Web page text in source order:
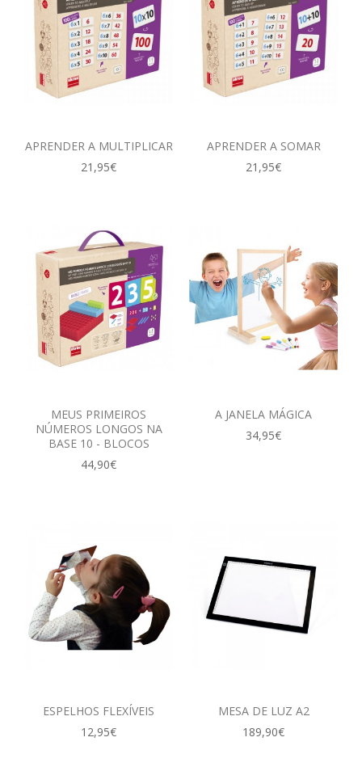
APRENDER A MULTIPLICAR
21,95€
APRENDER A SOMAR
21,95€
MEUS PRIMEIROS
NÚMEROS LONGOS NA
BASE 10 - BLOCOS‎
44,90€
A JANELA MÁGICA
34,95€
ESPELHOS FLEXÍVEIS
12,95€
MESA DE LUZ A2
189,90€